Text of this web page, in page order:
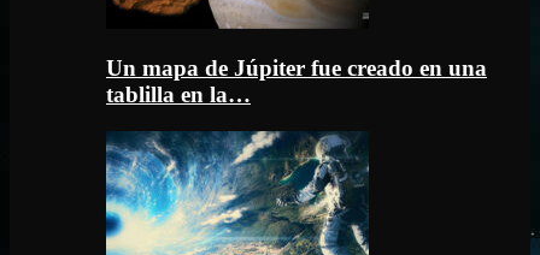
Un mapa de Júpiter fue creado en una
tablilla en la…